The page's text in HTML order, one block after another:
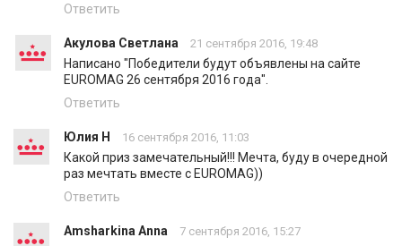
Ответить
Акулова Светлана 21 сентября 2016, 19:48
Написано "Победители будут объявлены на сайте
EUROMAG 26 сентября 2016 года".
Ответить
Юлия Н 16 сентября 2016, 11:03
Какой приз замечательный!!! Мечта, буду в очередной
раз мечтать вместе с EUROMAG))
Ответить
Amsharkina Anna 7 сентября 2016, 15:27